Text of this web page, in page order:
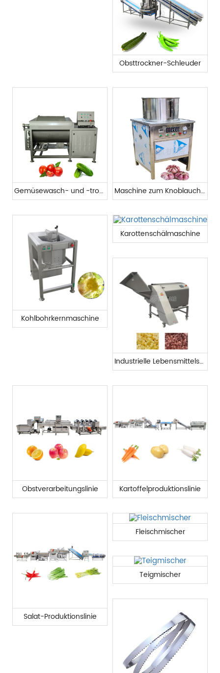
Obsttrockner-Schleuder
Gemüsewasch- und -trocknungsmaschine Maschine zum Knoblauchschälen
Kohlbohrkernmaschine
Karottenschälmaschine
Industrielle Lebensmittelschneidemaschinen
Obstverarbeitungslinie Kartoffelproduktionslinie
Salat-Produktionslinie
Fleischmischer
Teigmischer